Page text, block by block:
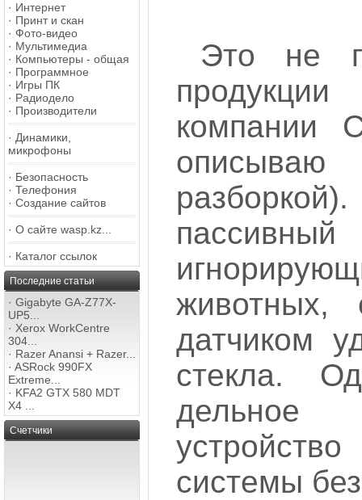
· Интернет
· Принт и скан
· Фото-видео
· Мультимедиа
· Компьютеры - общая
· Программное
· Игры ПК
· Радиодело
· Производители
· Динамики,
микрофоны
· Безопасность
· Телефония
· Создание сайтов
· О сайте wasp.kz...
· Каталог ссылок
Последние статьи
· Gigabyte GA-Z77X-
UP5...
· Xerox WorkCentre
304...
· Razer Anansi + Razer...
· ASRock 990FX
Extreme...
· KFA2 GTX 580 MDT
X4 ...
Счетчики
Это не
компании
животных,
датчиком
стекла.
системы